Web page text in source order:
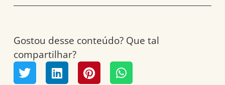
Gostou desse conteúdo? Que tal
compartilhar?